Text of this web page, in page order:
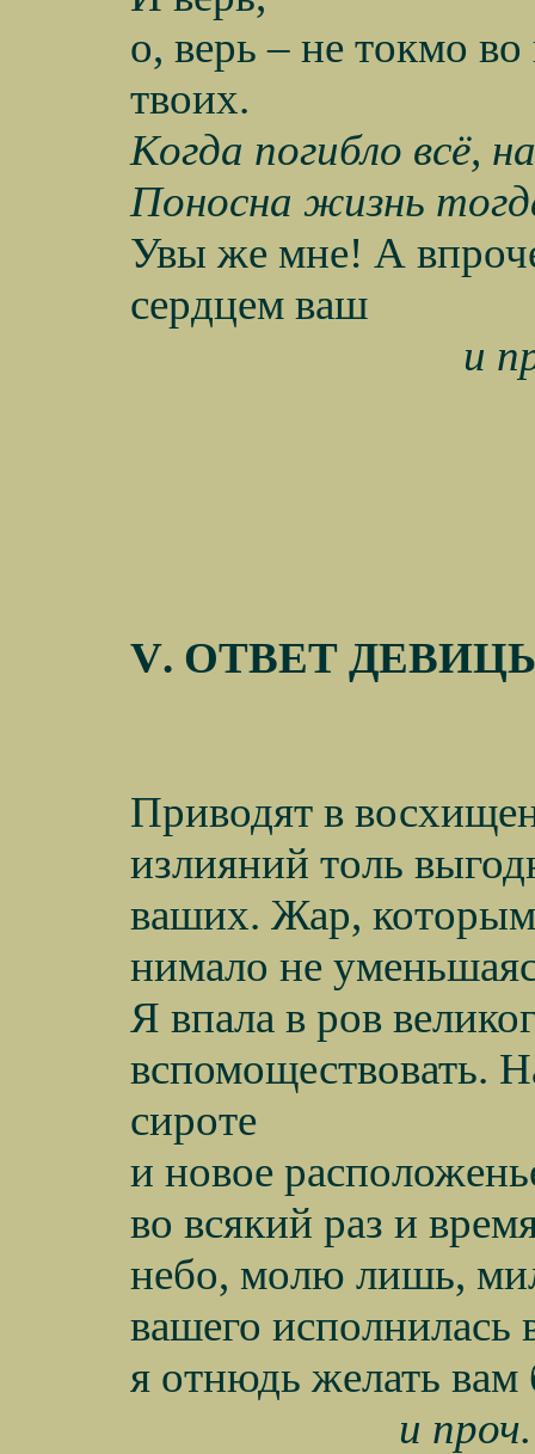
о, верь – не токмо
твоих.
Когда погибло всё,
Поносна жизнь
Увы же мне! А
сердцем ваш
и
V. ОТВЕТ
Приводят в
излияний толь
ваших. Жар, которым
нимало не
Я впала в ров
вспомоществовать.
сироте
и новое
во всякий раз и
небо, молю лишь,
вашего исполнилась
я отнюдь желать вам
и проч.